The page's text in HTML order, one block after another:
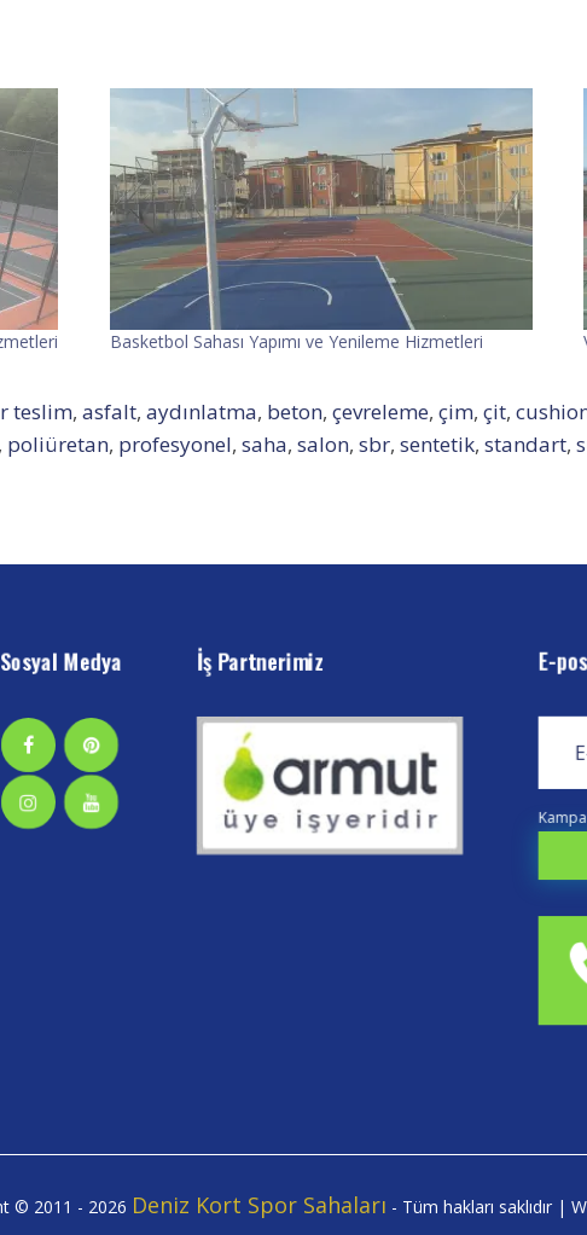
Basketbol Sahası Yapımı ve Yenileme Hizmetleri
teslim, asfalt, aydınlatma, beton, çevreleme, çim, çit,
, poliüretan, profesyonel, saha, salon, sbr, sentetik, standart,
Sosyal Medya İş Partnerimiz E-
© 2011 - 2026 Deniz Kort Spor Sahaları - Tüm hakları saklıdır |